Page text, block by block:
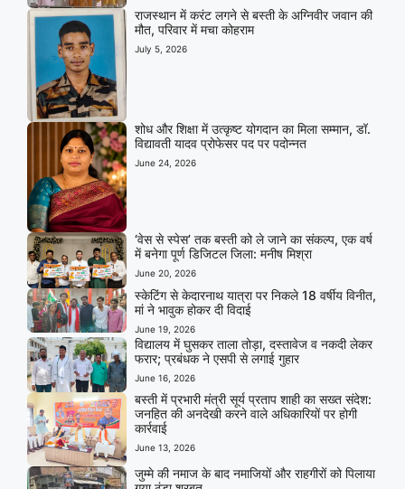
राजस्थान में करंट लगने से बस्ती के अग्निवीर जवान की
मौत, परिवार में मचा कोहराम
July 5, 2026
शोध और शिक्षा में उत्कृष्ट योगदान का मिला सम्मान, डॉ.
विद्यावती यादव प्रोफेसर पद पर पदोन्नत
June 24, 2026
‘वेस से स्पेस’ तक बस्ती को ले जाने का संकल्प, एक वर्ष
में बनेगा पूर्ण डिजिटल जिला: मनीष मिश्रा
June 20, 2026
स्केटिंग से केदारनाथ यात्रा पर निकले 18 वर्षीय विनीत,
मां ने भावुक होकर दी विदाई
June 19, 2026
विद्यालय में घुसकर ताला तोड़ा, दस्तावेज व नकदी लेकर
फरार; प्रबंधक ने एसपी से लगाई गुहार
June 16, 2026
बस्ती में प्रभारी मंत्री सूर्य प्रताप शाही का सख्त संदेश:
जनहित की अनदेखी करने वाले अधिकारियों पर होगी
कार्रवाई
June 13, 2026
जुम्मे की नमाज के बाद नमाजियों और राहगीरों को पिलाया